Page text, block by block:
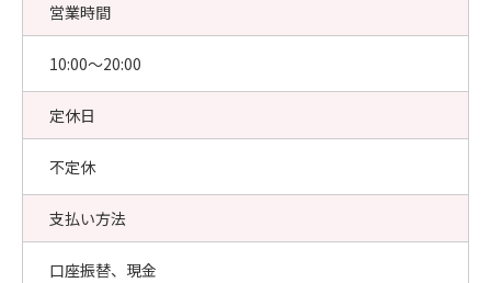
営業時間
10:00〜20:00
定休日
不定休
支払い方法
口座振替、現金